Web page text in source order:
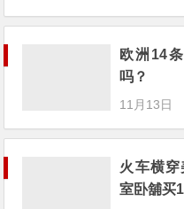
欧洲14
吗？
11月13日
火车横
室卧舖买